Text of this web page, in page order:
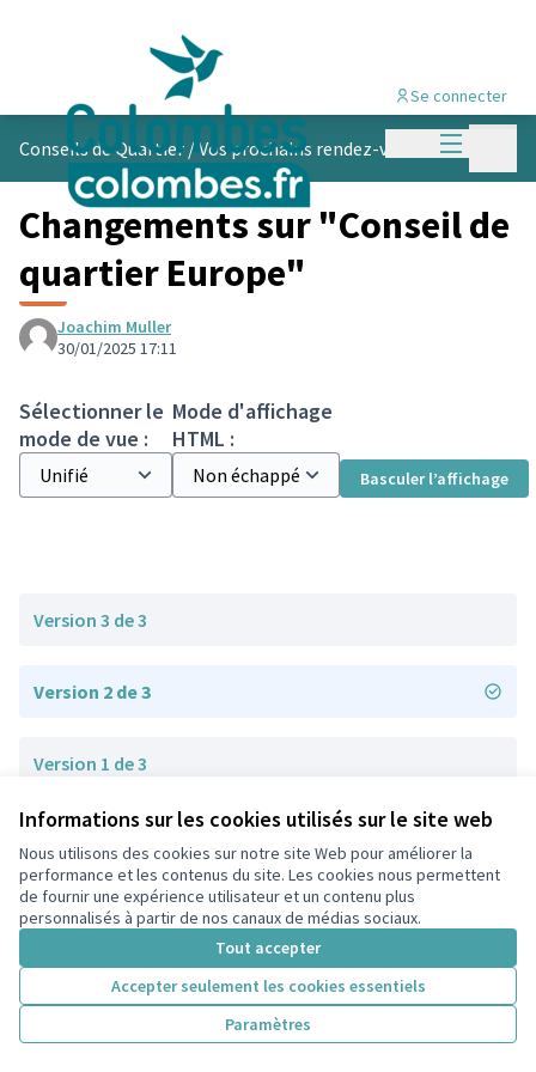
Informations sur les cookies utilisés sur le site web
Nous utilisons des cookies sur notre site Web pour améliorer la
performance et les contenus du site. Les cookies nous permettent
de fournir une expérience utilisateur et un contenu plus
personnalisés à partir de nos canaux de médias sociaux.
Tout accepter
Accepter seulement les cookies essentiels
Paramètres
Menu
Se connecter
Conseils de Quartier /Vos prochains rendez-vous
Changements sur "Conseil de
quartier Europe"
Joachim Muller
30/01/2025 17:11
Sélectionner le
mode de vue :
Mode d'affichage
HTML :
Basculer l’affichage
Version 3 de 3
Version 2 de 3
Version 1 de 3
Conditions d'utilisation
Paramètres des cookies
participons.colombes.fr sur Facebook
(Lien externe)
Site réalisé grâce aulogiciel libre Decidim .
Licence
(Lien